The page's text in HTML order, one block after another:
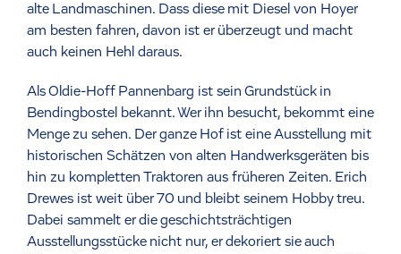
alte Landmaschinen. Dass diese mit Diesel von Hoyer
am besten fahren, davon ist er überzeugt und macht
auch keinen Hehl daraus.
Als Oldie-Hoff Pannenbarg ist sein Grundstück in
Bendingbostel bekannt. Wer ihn besucht, bekommt eine
Menge zu sehen. Der ganze Hof ist eine Ausstellung mit
historischen Schätzen von alten Handwerksgeräten bis
hin zu kompletten Traktoren aus früheren Zeiten. Erich
Drewes ist weit über 70 und bleibt seinem Hobby treu.
Dabei sammelt er die geschichtsträchtigen
Ausstellungsstücke nicht nur, er dekoriert sie auch